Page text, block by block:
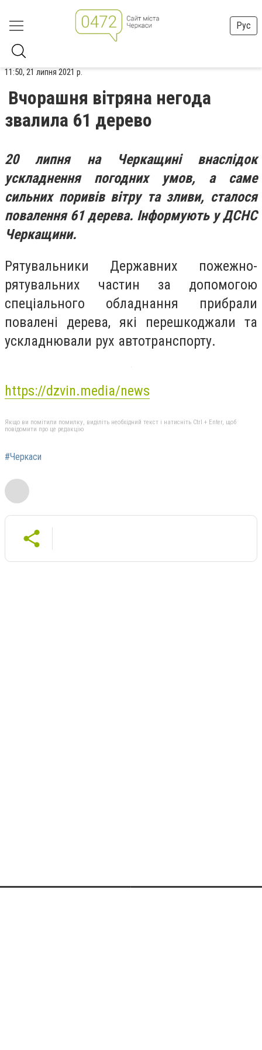
Рус
11:50, 21 липня 2021 р.
Вчорашня вітряна негода
звалила 61 дерево
20 липня на Черкащині внаслідок
ускладнення погодних умов, а саме
сильних поривів вітру та зливи, сталося
повалення 61 дерева. Інформують у ДСНС
Черкащини.
Рятувальники Державних пожежно-
рятувальних частин за допомогою
спеціального обладнання прибрали
повалені дерева, які перешкоджали та
ускладнювали рух автотранспорту.
https://dzvin.media/news
Якщо ви помітили помилку, виділіть необхідний текст і натисніть Ctrl + Enter, щоб
повідомити про це редакцію
#Черкаси